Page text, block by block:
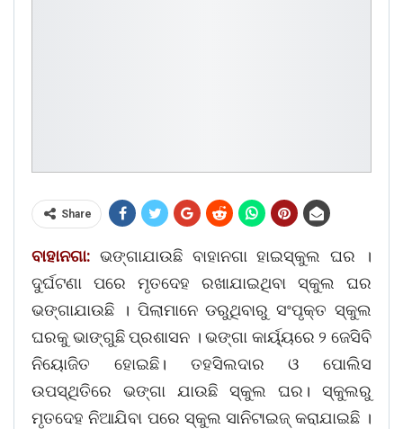
Share
ବାହାନଗା: ଭଙ୍ଗାଯାଉଛି ବାହାନଗା ହାଇସ୍କୁଲ ଘର ।
ଦୁର୍ଘଟଣା ପରେ ମୃତଦେହ ରଖାଯାଇଥିବା ସ୍କୁଲ ଘର
ଭଙ୍ଗାଯାଉଛି । ପିଲାମାନେ ଡରୁଥିବାରୁ ସଂପୃକ୍ତ ସ୍କୁଲ
ଘରକୁ ଭାଙ୍ଗୁଛି ପ୍ରଶାସନ । ଭଙ୍ଗା କାର୍ୟ୍ୟରେ ୨ ଜେସିବି
ନିୟୋଜିତ ହୋଇଛି। ତହସିଲଦାର ଓ ପୋଲିସ
ଉପସ୍ଥିତିରେ ଭଙ୍ଗା ଯାଉଛି ସ୍କୁଲ ଘର। ସ୍କୁଲରୁ
ମୃତଦେହ ନିଆଯିବା ପରେ ସ୍କୁଲ ସାନିଟାଇଜ୍ କରାଯାଇଛି ।